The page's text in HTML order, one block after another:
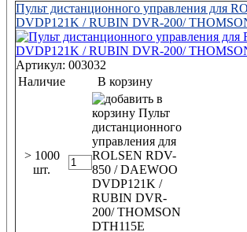
Пульт дистанционного управления для
DVDP121K / RUBIN DVR-200/
Артикул: 003032
Наличие
В корзину
> 1000
шт.